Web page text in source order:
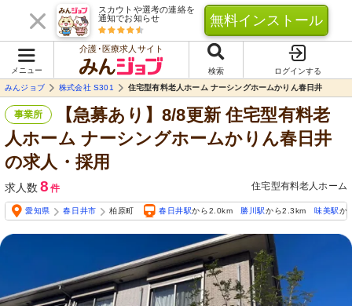
スカウトや選考の連絡を
通知でお知らせ
無料インストール
メニュー
介護･医療求人サイト
検索
ログインする
みんジョブ
株式会社 S301 住宅型有料老人ホーム ナーシングホームかりん春日井
事業所
【急募あり】8/8更新 住宅型有料老
人ホーム ナーシングホームかりん春日井
の求人・採用
求人数 8 件 住宅型有料老人ホーム
愛知県 春日井市 柏原町 春日井駅から2.0km 勝川駅から2.3km 味美駅か